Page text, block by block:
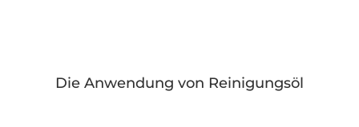
Die Anwendung von Reinigungsöl